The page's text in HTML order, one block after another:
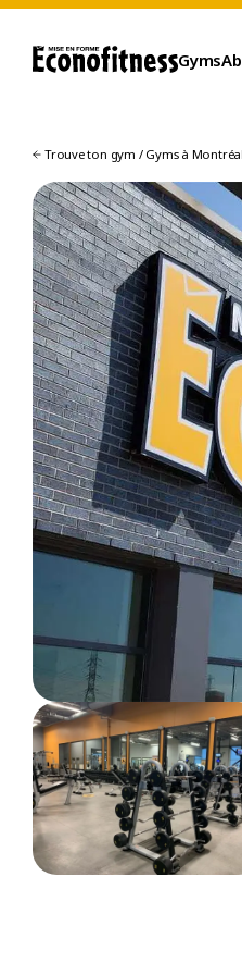
ESSAIS
Gyms
Trouve ton gym / Gyms à Montréal